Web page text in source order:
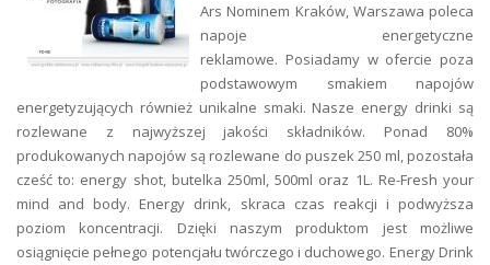
Ars Nominem Kraków, Warszawa poleca
napoje energetyczne
reklamowe. Posiadamy w ofercie poza
podstawowym smakiem napojów
energetyzujących również unikalne smaki. Nasze energy drinki są
rozlewane z najwyższej jakości składników. Ponad 80%
produkowanych napojów są rozlewane do puszek 250 ml, pozostała
cześć to: energy shot, butelka 250ml, 500ml oraz 1L. Re-Fresh your
mind and body. Energy drink, skraca czas reakcji i podwyższa
poziom koncentracji. Dzięki naszym produktom jest możliwe
osiągnięcie pełnego potencjału twórczego i duchowego. Energy Drink